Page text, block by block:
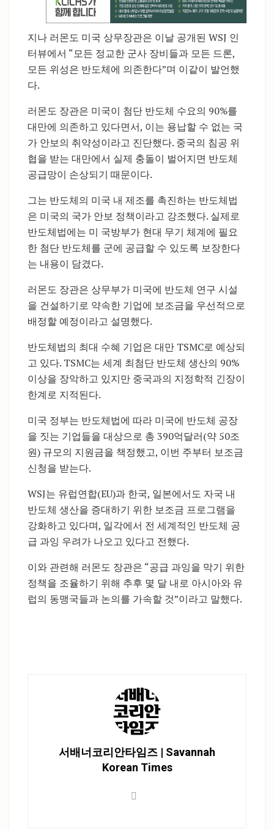
지나 러몬도 미국 상무장관은 이날 공개된 WSJ 인
터뷰에서 “모든 정교한 군사 장비들과 모든 드론,
모든 위성은 반도체에 의존한다”며 이같이 발언했
다.
러몬도 장관은 미국이 첨단 반도체 수요의 90%를
대만에 의존하고 있다면서, 이는 용납할 수 없는 국
가 안보의 취약성이라고 진단했다. 중국의 침공 위
협을 받는 대만에서 실제 충돌이 벌어지면 반도체
공급망이 손상되기 때문이다.
그는 반도체의 미국 내 제조를 촉진하는 반도체법
은 미국의 국가 안보 정책이라고 강조했다. 실제로
반도체법에는 미 국방부가 현대 무기 체계에 필요
한 첨단 반도체를 군에 공급할 수 있도록 보장한다
는 내용이 담겼다.
러몬도 장관은 상무부가 미국에 반도체 연구 시설
을 건설하기로 약속한 기업에 보조금을 우선적으로
배정할 예정이라고 설명했다.
반도체법의 최대 수혜 기업은 대만 TSMC로 예상되
고 있다. TSMC는 세계 최첨단 반도체 생산의 90%
이상을 장악하고 있지만 중국과의 지정학적 긴장이
한계로 지적된다.
미국 정부는 반도체법에 따라 미국에 반도체 공장
을 짓는 기업들을 대상으로 총 390억달러(약 50조
원) 규모의 지원금을 책정했고, 이번 주부터 보조금
신청을 받는다.
WSJ는 유럽연합(EU)과 한국, 일본에서도 자국 내
반도체 생산을 증대하기 위한 보조금 프로그램을
강화하고 있다며, 일각에서 전 세계적인 반도체 공
급 과잉 우려가 나오고 있다고 전했다.
이와 관련해 러몬도 장관은 “공급 과잉을 막기 위한
정책을 조율하기 위해 추후 몇 달 내로 아시아와 유
럽의 동맹국들과 논의를 가속할 것”이라고 말했다.
서배너코리안타임즈 | Savannah
Korean Times